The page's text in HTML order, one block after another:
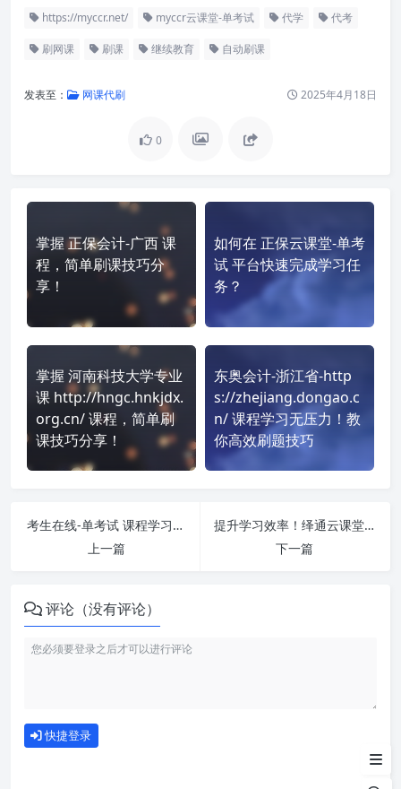
https://myccr.net/ myccr云课堂-单考试 代学 代考
刷网课 刷课 继续教育 自动刷课
发表至： 网课代刷 2025年4月18日
0
掌握 正保会计-广西 课
程，简单刷课技巧分
享！
如何在 正保云课堂-单考
试 平台快速完成学习任
务？
掌握 河南科技大学专业
课 http://hngc.hnkjdx.
org.cn/ 课程，简单刷
课技巧分享！
东奥会计-浙江省-http
s://zhejiang.dongao.c
n/ 课程学习无压力！教
你高效刷题技巧
考生在线-单考试 课程学习无压力！教你高效刷题技巧
上一篇
提升学习效率！绎通云课堂-单考试 刷课方法全揭秘
下一篇
评论（没有评论）
快捷登录